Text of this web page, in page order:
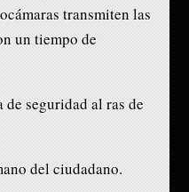
transmiten las
un tiempo de
de seguridad al ras de
del ciudadano.